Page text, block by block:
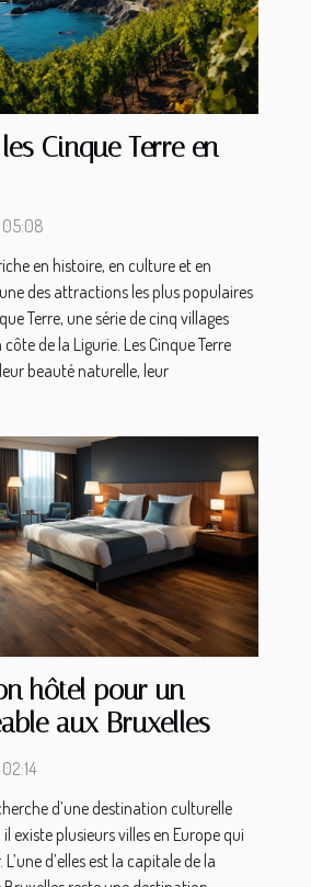
Cinque Terre en
en histoire, en culture et en
des attractions les plus populaires
Terre, une série de cinq villages
de la Ligurie. Les Cinque Terre
beauté naturelle, leur
hôtel pour un
aux Bruxelles
d’une destination culturelle
existe plusieurs villes en Europe qui
d’elles est la capitale de la